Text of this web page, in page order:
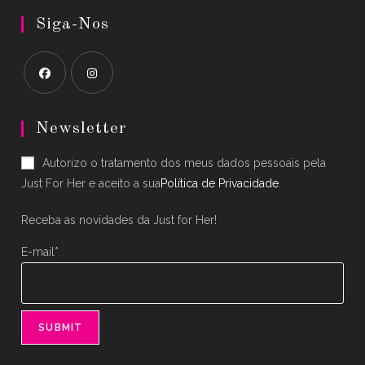
Siga-Nos
in
new
tab
in
new
tab
Newsletter
Autorizo o tratamento dos meus dados pessoais pela
Just For Her e aceito a suaPolítica de Privacidade
Receba as novidades da Just for Her!
E-mail*